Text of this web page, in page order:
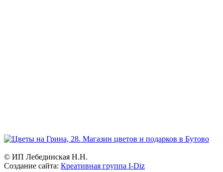
© ИП Лебединская Н.Н.
Создание сайта: Креативная группа I-Diz